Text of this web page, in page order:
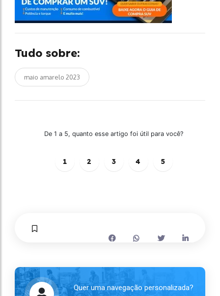
Tudo sobre:
maio amarelo 2023
De 1 a 5, quanto esse artigo foi útil para você?
1 2 3 4 5
Quer uma navegação personalizada?